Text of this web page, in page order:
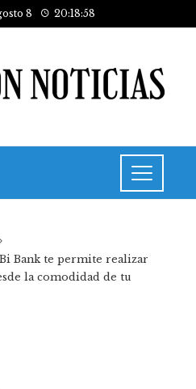
8 20:18:58
Bank te permite realizar
la comodidad de tu